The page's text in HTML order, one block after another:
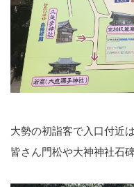
大勢の初詣客で入口付近
皆さん門松や大神神社石